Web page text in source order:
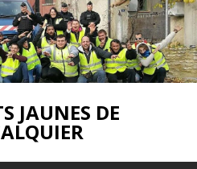
JAUNES DE